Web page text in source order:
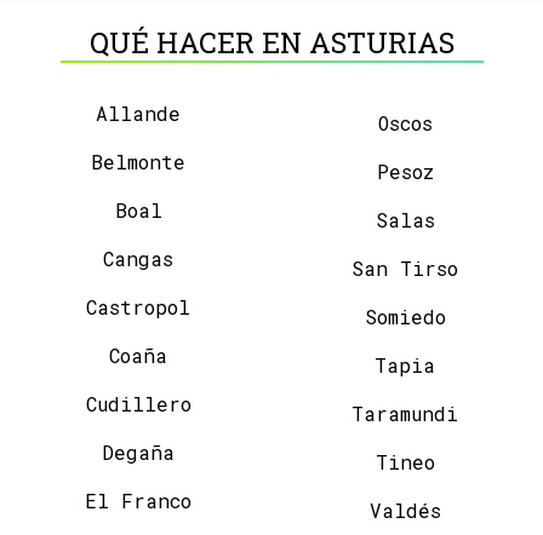
QUÉ HACER EN ASTURIAS
Allande
Belmonte
Boal
Cangas
Castropol
Coaña
Cudillero
Degaña
El Franco
Oscos
Pesoz
Salas
San Tirso
Somiedo
Tapia
Taramundi
Tineo
Valdés